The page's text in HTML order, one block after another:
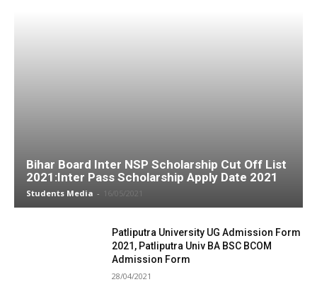
Bihar Board Inter NSP Scholarship Cut Off List
2021:Inter Pass Scholarship Apply Date 2021
Students Media - 16/05/2021
Patliputra University UG Admission Form
2021, Patliputra Univ BA BSC BCOM
Admission Form
28/04/2021